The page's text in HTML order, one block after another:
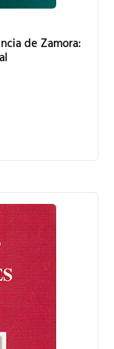
de Zamora: